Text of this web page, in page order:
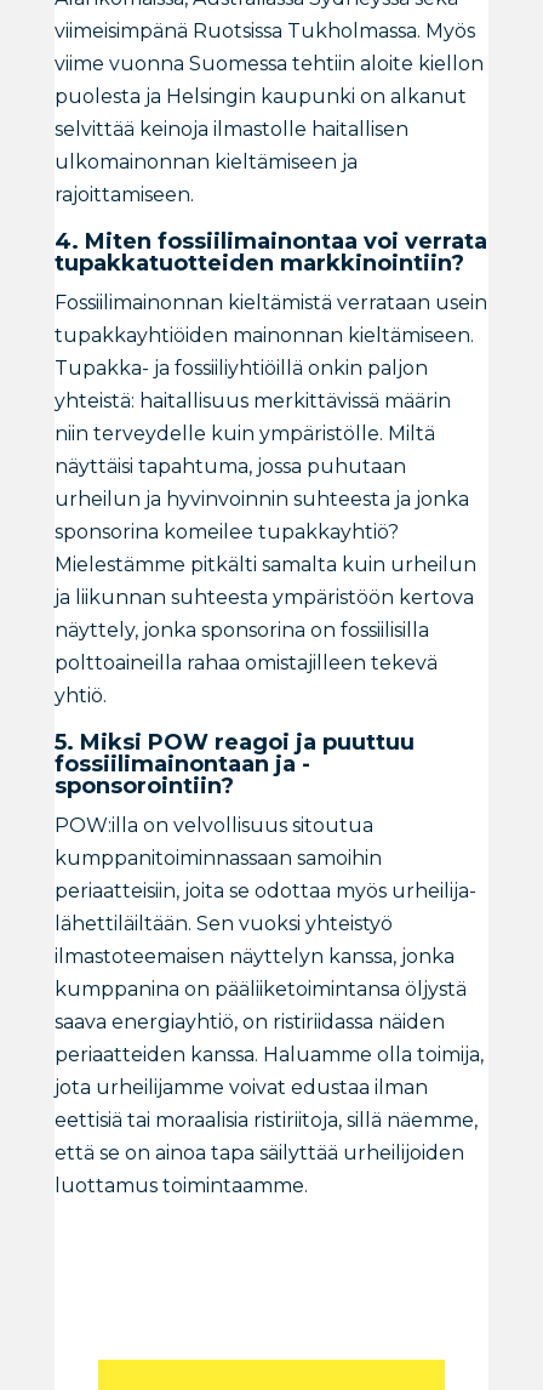
viimeisimpänä Ruotsissa Tukholmassa. Myös
viime vuonna Suomessa tehtiin aloite kiellon
puolesta ja Helsingin kaupunki on alkanut
selvittää keinoja ilmastolle haitallisen
ulkomainonnan kieltämiseen ja
rajoittamiseen.
4. Miten fossiilimainontaa voi verrata
tupakkatuotteiden markkinointiin?
Fossiilimainonnan kieltämistä verrataan usein
tupakkayhtiöiden mainonnan kieltämiseen.
Tupakka- ja fossiiliyhtiöillä onkin paljon
yhteistä: haitallisuus merkittävissä määrin
niin terveydelle kuin ympäristölle. Miltä
näyttäisi tapahtuma, jossa puhutaan
urheilun ja hyvinvoinnin suhteesta ja jonka
sponsorina komeilee tupakkayhtiö?
Mielestämme pitkälti samalta kuin urheilun
ja liikunnan suhteesta ympäristöön kertova
näyttely, jonka sponsorina on fossiilisilla
polttoaineilla rahaa omistajilleen tekevä
yhtiö.
5. Miksi POW reagoi ja puuttuu
fossiilimainontaan ja -
sponsorointiin?
POW:illa on velvollisuus sitoutua
kumppanitoiminnassaan samoihin
periaatteisiin, joita se odottaa myös urheilija-
lähettiläiltään. Sen vuoksi yhteistyö
ilmastoteemaisen näyttelyn kanssa, jonka
kumppanina on pääliiketoimintansa öljystä
saava energiayhtiö, on ristiriidassa näiden
periaatteiden kanssa. Haluamme olla toimija,
jota urheilijamme voivat edustaa ilman
eettisiä tai moraalisia ristiriitoja, sillä näemme,
että se on ainoa tapa säilyttää urheilijoiden
luottamus toimintaamme.